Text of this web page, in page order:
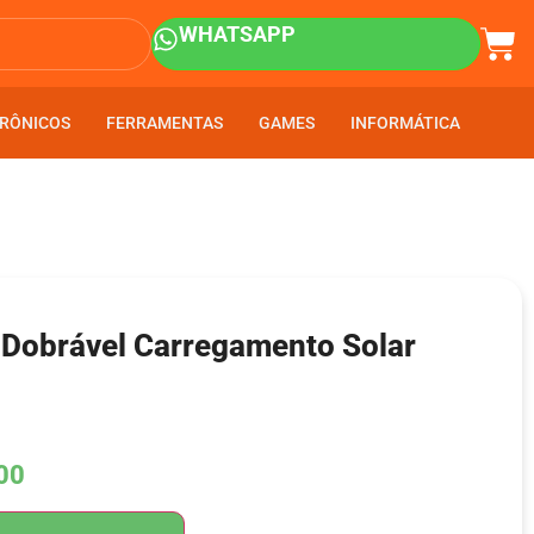
WHATSAPP
FERRAMENTAS GAMES INFORMÁTICA
FERRAMENTAS GAMES INFORMÁTICA
Carregamento Solar